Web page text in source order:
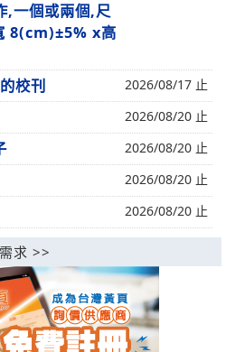
,一個或兩個,尺
8(cm)±5% x高
校刊 2026/08/17 止
2026/08/20 止
2026/08/20 止
2026/08/20 止
2026/08/20 止
需求 >>